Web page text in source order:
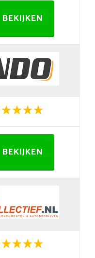
BEKIJKEN
BEKIJKEN